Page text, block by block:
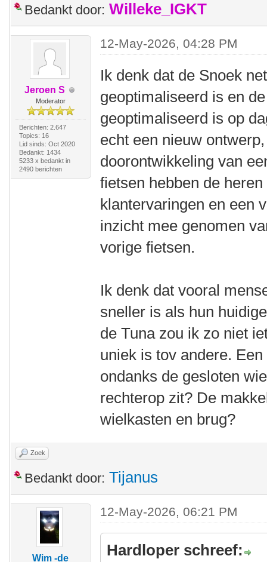
Bedankt door: Willeke_IGKT
Jeroen S
Moderator
Berichten: 2.647
Topics: 16
Lid sinds: Oct 2020
Bedankt: 1434
5233 x bedankt in
2490 berichten
12-May-2026, 04:28 PM
Ik denk dat de Snoek
geoptimaliseerd is en
geoptimaliseerd is op
echt een nieuw
doorontwikkeling van
fietsen hebben de
klantervaringen en een
inzicht mee genomen
vorige fietsen.
Ik denk dat vooral
sneller is als hun
de Tuna zou ik zo niet
uniek is tov andere.
ondanks de gesloten
rechterop zit? De
wielkasten en brug?
Zoek
Bedankt door: Tijanus
Wim -de
12-May-2026, 06:21 PM
Hardloper schreef: